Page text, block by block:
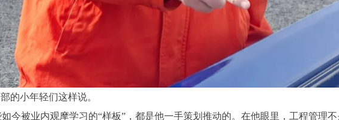
的小年轻们这样说。
被业内观摩学习的“样板”，都是他一手策划推动的。在他眼里，工程管理不